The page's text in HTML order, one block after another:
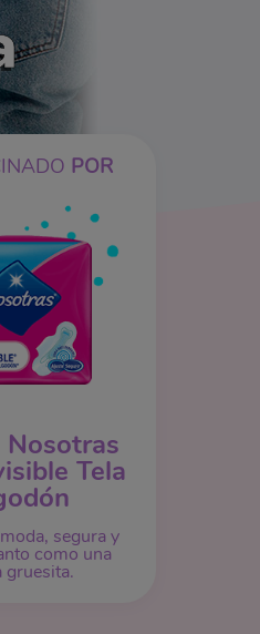
POR
Nosotras
Tela
segura y
como una
gruesita.